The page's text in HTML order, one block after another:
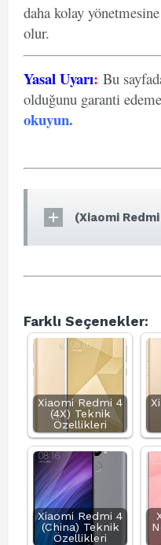
daha kolay
olur.
Yasal Uyarı: Bu
olduğunu garanti
okuyun.
(Xiaomi
Farklı Seçenekler:
Xiaomi Redmi 4
(4X) Teknik
Özellikleri
Xiaomi Redmi 4
(China) Teknik
Özellikleri